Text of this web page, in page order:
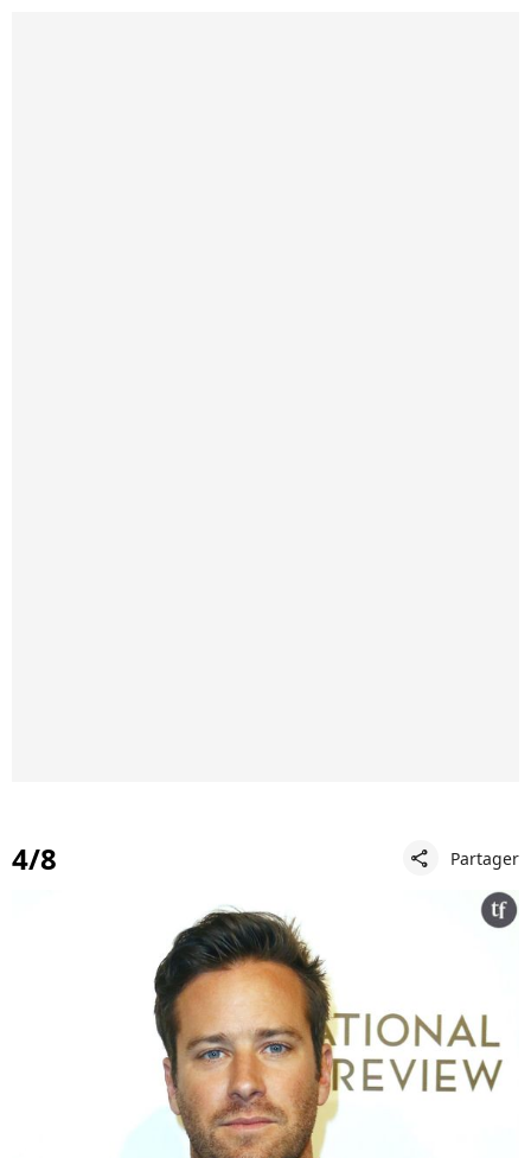
4/8 share Partager